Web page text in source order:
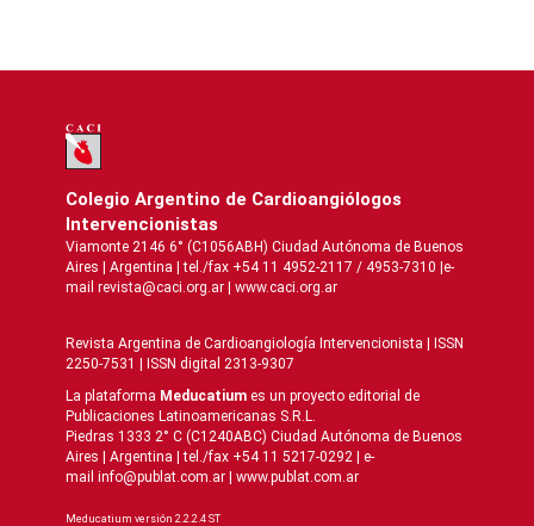
Colegio Argentino de Cardioangiólogos
Intervencionistas
Viamonte 2146 6° (C1056ABH) Ciudad Autónoma de Buenos
Aires | Argentina | tel./fax +54 11 4952-2117 / 4953-7310 |e-
mail revista@caci.org.ar | www.caci.org.ar
Revista Argentina de Cardioangiologí­a Intervencionista | ISSN
2250-7531 | ISSN digital 2313-9307
La plataforma Meducatium es un proyecto editorial de
Publicaciones Latinoamericanas S.R.L.
Piedras 1333 2° C (C1240ABC) Ciudad Autónoma de Buenos
Aires | Argentina | tel./fax +54 11 5217-0292 | e-
mail info@publat.com.ar |
www.publat.com.ar
Meducatium versión 2.2.2.4 ST